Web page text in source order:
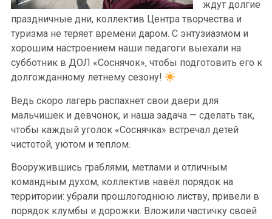
ждут долгие
праздничные дни, коллектив Центра творчества и
туризма не теряет времени даром. С энтузиазмом и
хорошим настроением наши педагоги выехали на
субботник в ДОЛ «Соснячок», чтобы подготовить его к
долгожданному летнему сезону!
Ведь скоро лагерь распахнет свои двери для
мальчишек и девчонок, и наша задача — сделать так,
чтобы каждый уголок «Соснячка» встречал детей
чистотой, уютом и теплом.
Вооружившись граблями, метлами и отличным
командным духом, коллектив навёл порядок на
территории: убрали прошлогоднюю листву, привели в
порядок клумбы и дорожки. Вложили частичку своей